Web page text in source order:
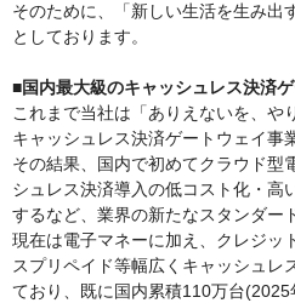
そのために、「新しい生活を生み出
としております。
■国内最大級のキャッシュレス決済
これまで当社は「ありえないを、や
キャッシュレス決済ゲートウェイ事
その結果、国内で初めてクラウド型
シュレス決済導入の低コスト化・高
するなど、業界の新たなスタンダー
現在は電子マネーに加え、クレジッ
スプリペイド等幅広くキャッシュレ
ており、既に国内累積110万台